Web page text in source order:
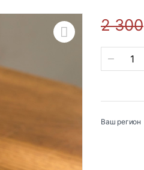
2 300
Ваш регион